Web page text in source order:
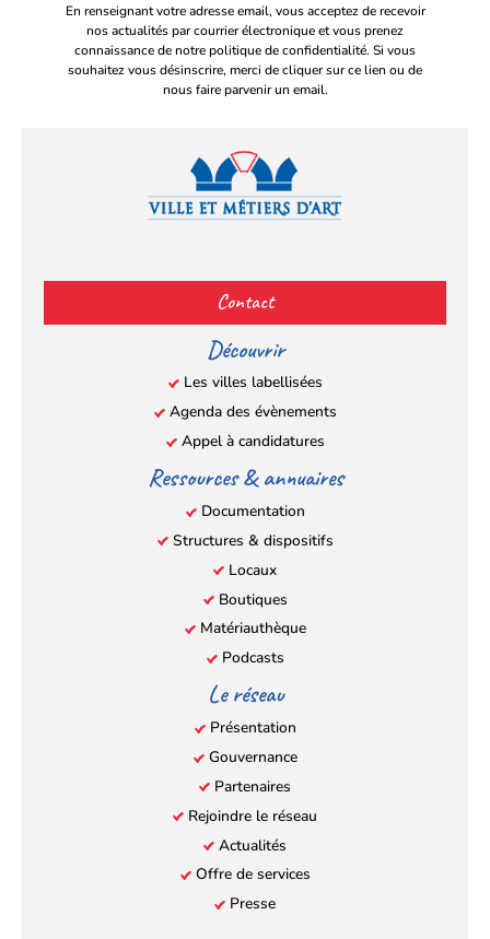
En renseignant votre adresse email, vous acceptez de recevoir
nos actualités par courrier électronique et vous prenez
connaissance de notre politique de confidentialité. Si vous
souhaitez vous désinscrire, merci de cliquer sur ce lien ou de
nous faire parvenir un email.
(s’ouvre
dans
un
nouvel
onglet)
(s’ouvre
dans
un
nouvel
onglet)
(s’ouvre
dans
un
nouvel
onglet)
(s’ouvre
un
nouvel
onglet)
Contact
Découvrir
Les villes labellisées
Agenda des évènements
Appel à candidatures
Ressources & annuaires
Documentation
Structures & dispositifs
Locaux
Boutiques
Matériauthèque
Podcasts
Le réseau
Présentation
Gouvernance
Partenaires
Rejoindre le réseau
Actualités
Offre de services
Presse